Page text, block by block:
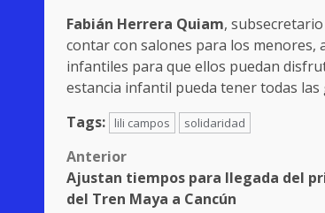
Fabián Herrera Quiam,
contar con salones para los menores,
infantiles para que ellos puedan
estancia infantil pueda tener todas
Tags:
lili campos solidaridad
Post
navigation
Anterior
Ajustan tiempos para llegada del
del Tren Maya a Cancún